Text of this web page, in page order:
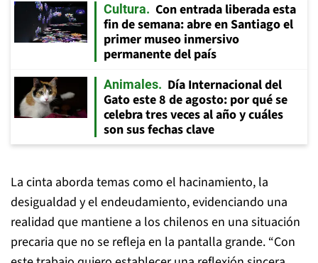
Cultura
Con entrada liberada esta
fin de semana: abre en Santiago el
primer museo inmersivo
permanente del país
Animales
Día Internacional del
Gato este 8 de agosto: por qué se
celebra tres veces al año y cuáles
son sus fechas clave
La cinta aborda temas como el hacinamiento, la
desigualdad y el endeudamiento, evidenciando una
realidad que mantiene a los chilenos en una situación
precaria que no se refleja en la pantalla grande. “Con